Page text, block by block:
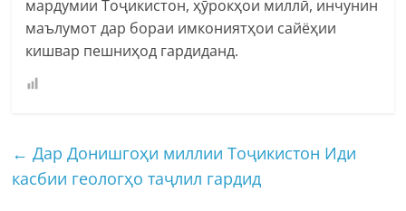
мардумии Тоҷикистон, ҳӯрокҳои миллӣ, инчунин
маълумот дар бораи имкониятҳои сайёҳии
кишвар пешниҳод гардиданд.
← Дар Донишгоҳи миллии Тоҷикистон Иди
касбии геологҳо таҷлил гардид